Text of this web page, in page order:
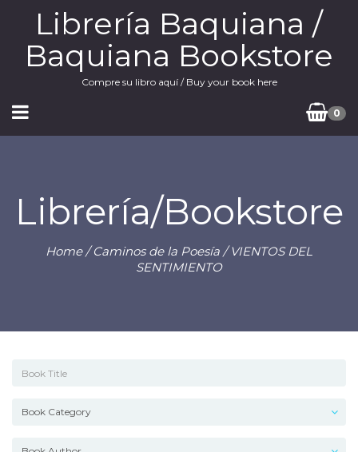
Librería Baquiana /
Baquiana Bookstore
Compre su libro aquí / Buy your book here
0
Librería/Bookstore
Home/Caminos de la Poesía / VIENTOS DEL
SENTIMIENTO